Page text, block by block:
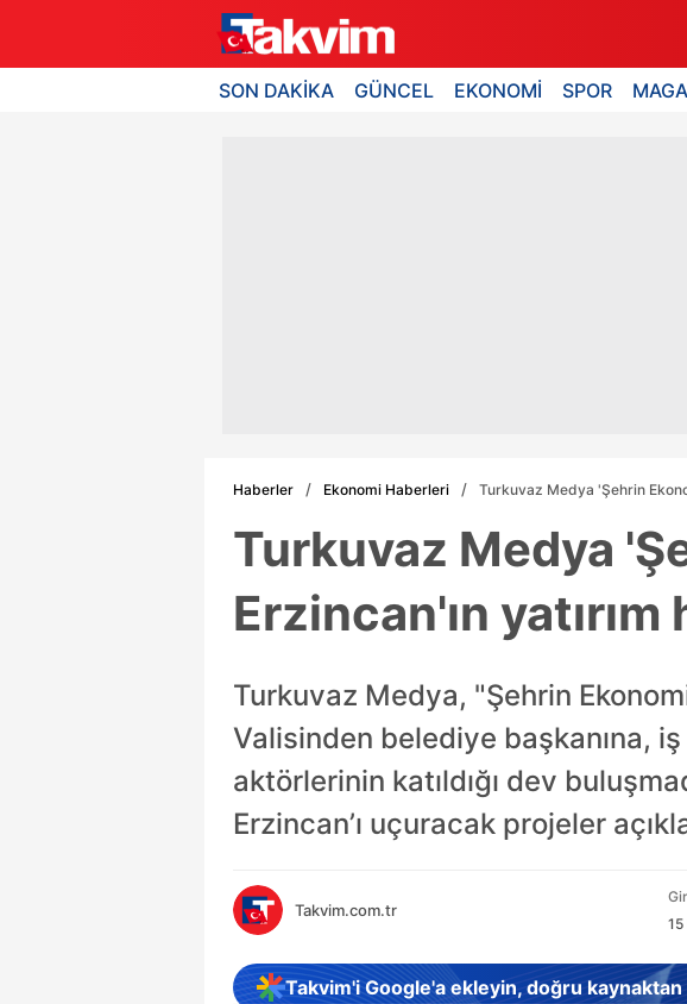
SON DAKİKA GÜNCEL EKONOMİ SPOR
Haberler Ekonomi Haberleri Turkuvaz Medya 'Şehrin
Turkuvaz Medya
Erzincan'ın yatırım
Turkuvaz Medya, "Şehrin
Valisinden belediye başkanına,
aktörlerinin katıldığı dev
Erzincan’ı uçuracak projeler
Takvim.com.tr
Takvim'i Google'a ekleyin, doğru kaynaktan